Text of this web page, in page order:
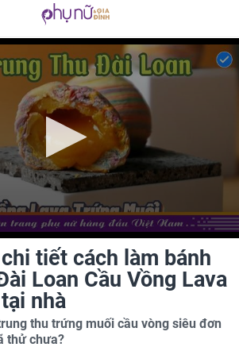
tiết cách làm bánh
Loan Cầu Vồng Lava
nhà
thu trứng muối cầu vòng siêu đơn
thử chưa?